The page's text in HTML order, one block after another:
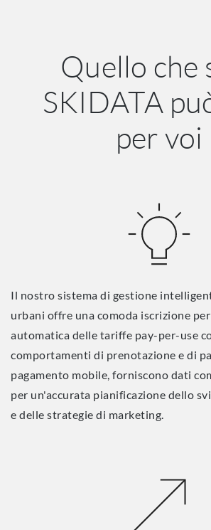
Quello che
SKIDATA
per voi
Il nostro sistema di gestione
urbani offre una comoda iscrizione
automatica delle tariffe pay-per-use
comportamenti di prenotazione e di
pagamento mobile, forniscono dati
per un'accurata pianificazione dello
e delle strategie di marketing.